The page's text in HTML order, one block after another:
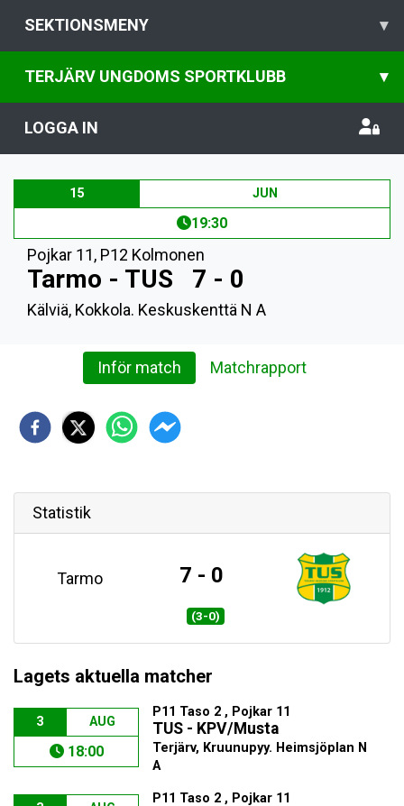
SEKTIONSMENY ▾
TERJÄRV UNGDOMS SPORTKLUBB ▾
LOGGA IN
15 JUN
19:30
Pojkar 11, P12 Kolmonen
Tarmo - TUS 7 - 0
Kälviä, Kokkola. Keskuskenttä N A
Inför match Matchrapport
Statistik
Tarmo 7 - 0
(3-0)
Lagets aktuella matcher
3 AUG
18:00
P11 Taso 2 , Pojkar 11
TUS - KPV/Musta
Terjärv, Kruunupyy. Heimsjöplan N
A
P11 Taso 2 , Pojkar 11